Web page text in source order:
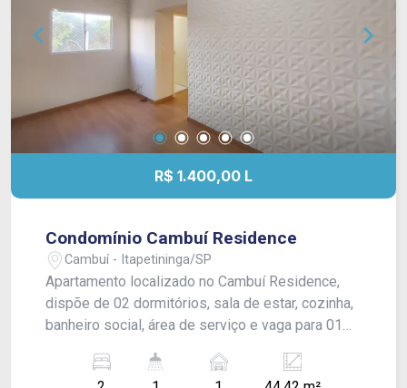
R$ 1.400,00 L
Condomínio Cambuí Residence
Cambuí - Itapetininga/SP
Apartamento localizado no Cambuí Residence,
dispõe de 02 dormitórios, sala de estar, cozinha,
banheiro social, área de serviço e vaga para 01
sala, porcelanato na cozinha e banheiro e